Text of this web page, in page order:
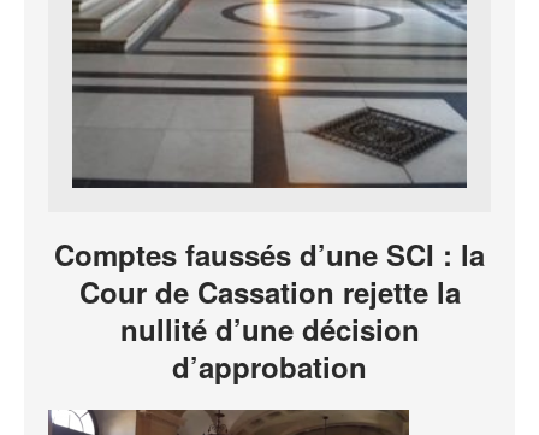
Comptes faussés d’une SCI : la
Cour de Cassation rejette la
nullité d’une décision
d’approbation